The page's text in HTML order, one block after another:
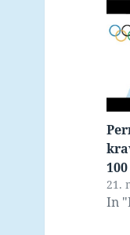
21.
In